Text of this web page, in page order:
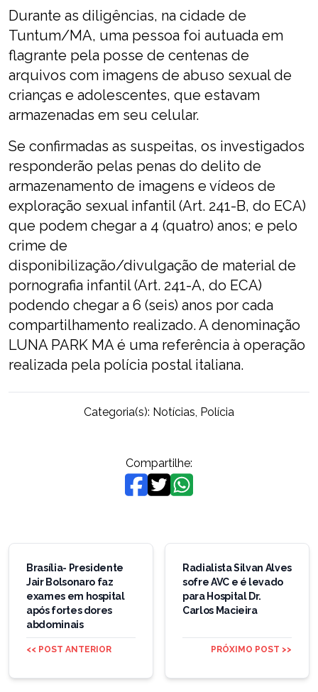
Durante as diligências, na cidade de
Tuntum/MA, uma pessoa foi autuada em
flagrante pela posse de centenas de
arquivos com imagens de abuso sexual de
crianças e adolescentes, que estavam
armazenadas em seu celular.
Se confirmadas as suspeitas, os investigados
responderão pelas penas do delito de
armazenamento de imagens e vídeos de
exploração sexual infantil (Art. 241-B, do ECA)
que podem chegar a 4 (quatro) anos; e pelo
crime de
disponibilização/divulgação de material de
pornografia infantil (Art. 241-A, do ECA)
podendo chegar a 6 (seis) anos por cada
compartilhamento realizado. A denominação
LUNA PARK MA é uma referência à operação
realizada pela polícia postal italiana.
Categoria(s): Notícias Polícia
Compartilhe:
Navegação
Post
Brasília- Presidente
Jair Bolsonaro faz
exames em hospital
após fortes dores
abdominais
<< POST ANTERIOR
Radialista Silvan Alves
sofre AVC e é levado
para Hospital Dr.
Carlos Macieira
PRÓXIMO POST >>